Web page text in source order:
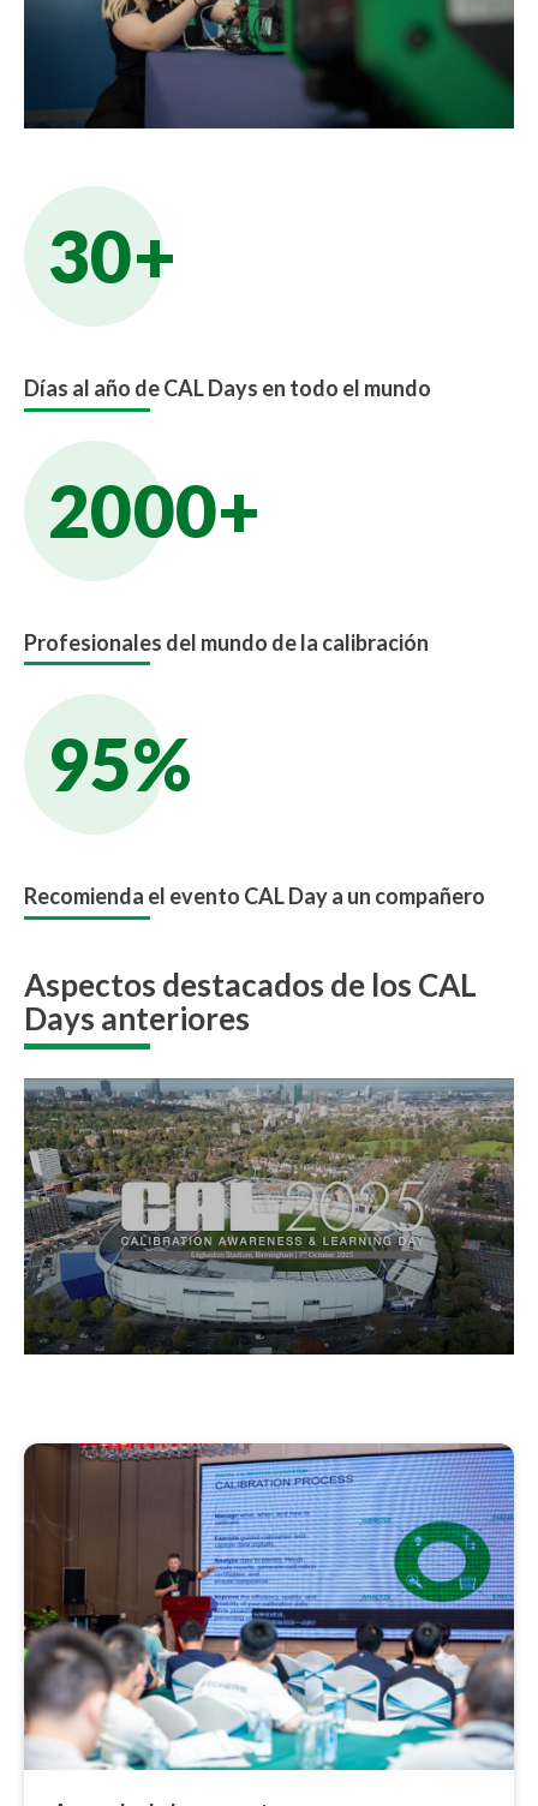
30+
Días al año de CAL Days en todo el mundo
2000+
Profesionales del mundo de la calibración
95%
Recomienda el evento CAL Day a un compañero
Aspectos destacados de los CAL
Days anteriores